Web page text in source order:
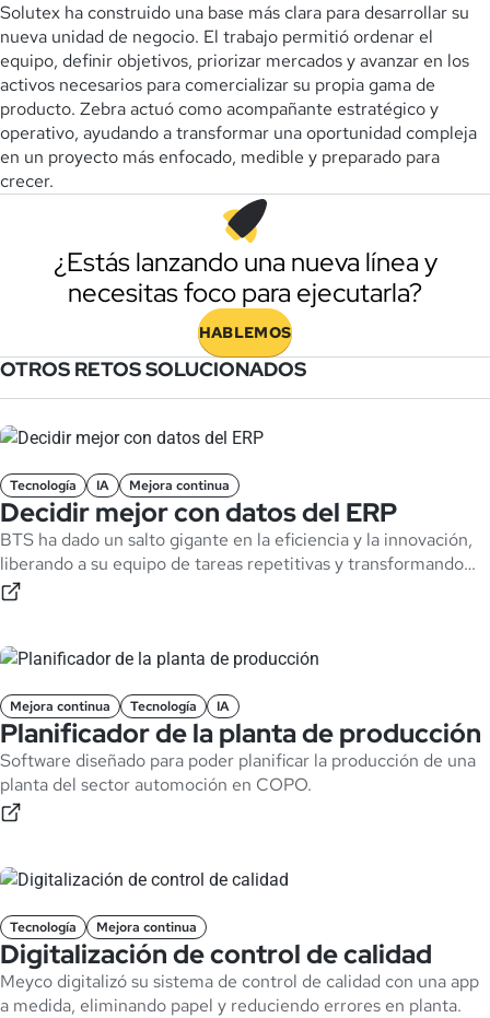
Solutex ha construido una base más clara para desarrollar su
nueva unidad de negocio. El trabajo permitió ordenar el
equipo, definir objetivos, priorizar mercados y avanzar en los
activos necesarios para comercializar su propia gama de
producto. Zebra actuó como acompañante estratégico y
operativo, ayudando a transformar una oportunidad compleja
en un proyecto más enfocado, medible y preparado para
crecer.
¿Estás lanzando una nueva línea y
necesitas foco para ejecutarla?
HABLEMOS
OTROS RETOS SOLUCIONADOS
Tecnología IA Mejora continua
Decidir mejor con datos del ERP
BTS ha dado un salto gigante en la eficiencia y la innovación,
liberando a su equipo de tareas repetitivas y transformando
datos en decisiones que impulsan el negocio en tiempo real.
Mejora continua Tecnología IA
Planificador de la planta de producción
Software diseñado para poder planificar la producción de una
planta del sector automoción en COPO.
Tecnología Mejora continua
Digitalización de control de calidad
Meyco digitalizó su sistema de control de calidad con una app
a medida, eliminando papel y reduciendo errores en planta.